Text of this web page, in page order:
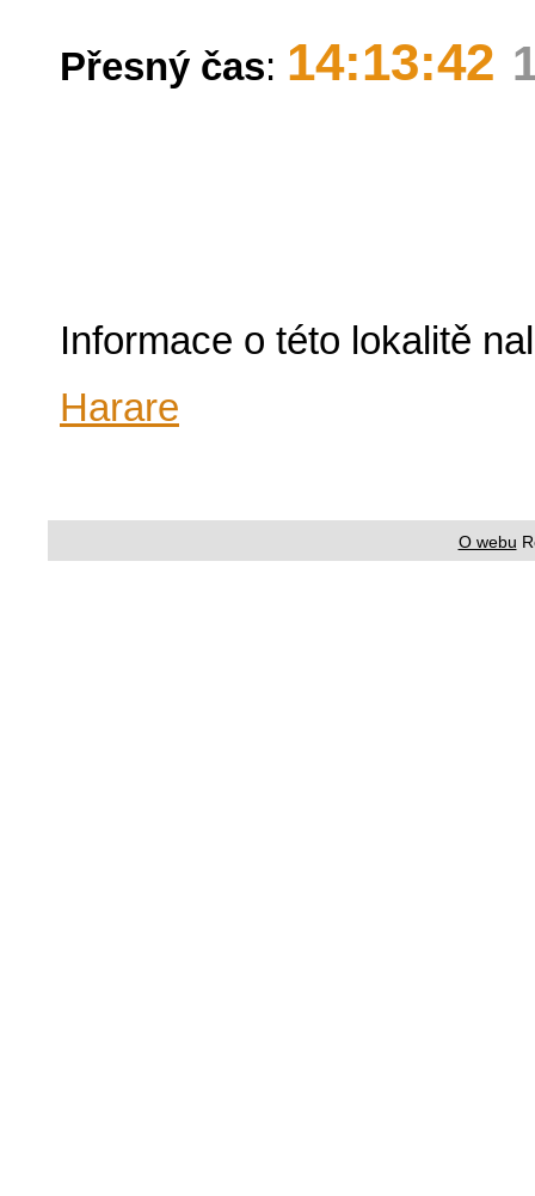
Přesný čas: 14:13:42
Informace o této lokalitě
Harare
O webu